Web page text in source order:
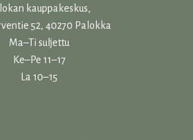
kauppakeskus,
52, 40270 Palokka
Ma–Ti suljettu
Ke–Pe 11–17
La 10–15